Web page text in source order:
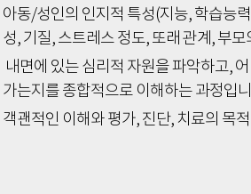
아동/성인의 인지적 특성(지능, 학습능
성, 기질, 스트레스 정도, 또래 관계, 부모
내면에 있는 심리적 자원을 파악하고,
가는지를 종합적으로 이해하는 과정입
객괜적인 이해와 평가, 진단, 치료의 목